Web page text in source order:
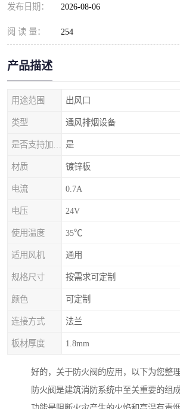
发布日期： 2026-08-06
阅 读 量： 254
产品描述
用途范围 出风口
类型 通风排烟设备
是
材质 镀锌板
电流 0.7A
电压 24V
使用温度 35℃
适用风机 通用
规格尺寸 按需求可定制
颜色 可定制
连接方式 法兰
板材厚度 1.8mm
好的，关于防火阀的应用，以下为您整理
防火阀是建筑消防系统中至关重要的组